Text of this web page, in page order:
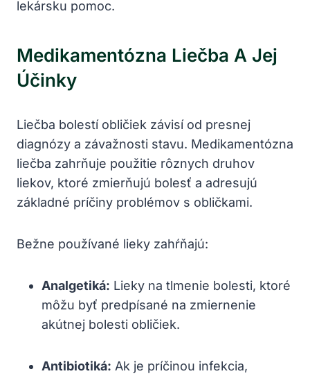
lekársku pomoc.
Medikamentózna Liečba A Jej
Účinky
Liečba bolestí obličiek závisí od presnej
diagnózy a závažnosti stavu. Medikamentózna
liečba zahrňuje použitie rôznych druhov
liekov, ktoré zmierňujú bolesť a adresujú
základné príčiny problémov s obličkami.
Bežne používané lieky zahŕňajú:
Analgetiká: Lieky na tlmenie bolesti, ktoré
môžu byť predpísané na zmiernenie
akútnej bolesti obličiek.
Antibiotiká: Ak je príčinou infekcia,